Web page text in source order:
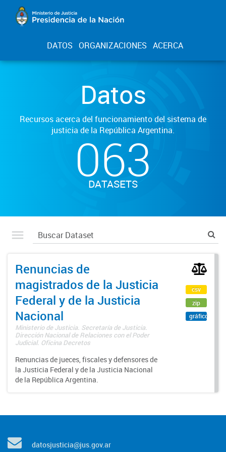
DATOS ORGANIZACIONES ACERCA
Datos
Recursos acerca del funcionamiento del sistema de
justicia de la República Argentina.
063
DATASETS
Renuncias de
magistrados de la Justicia
Federal y de la Justicia
Nacional
Ministerio de Justicia. Secretaría de Justicia.
Dirección Nacional de Relaciones con el Poder
Judicial. Oficina Decretos
Renuncias de jueces, fiscales y defensores de
la Justicia Federal y de la Justicia Nacional
de la República Argentina.
csv
zip
gráfico
datosjusticia@jus.gov.ar